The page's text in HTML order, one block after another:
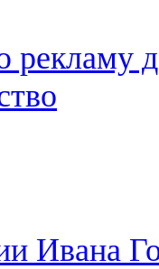
рекламу
Ивана